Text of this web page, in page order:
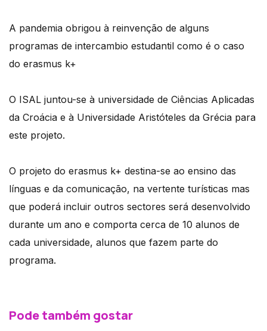
A pandemia obrigou à reinvenção de alguns
programas de intercambio estudantil como é o caso
do erasmus k+
O ISAL juntou-se à universidade de Ciências Aplicadas
da Croácia e à Universidade Aristóteles da Grécia para
este projeto.
O projeto do erasmus k+ destina-se ao ensino das
línguas e da comunicação, na vertente turísticas mas
que poderá incluir outros sectores será desenvolvido
durante um ano e comporta cerca de 10 alunos de
cada universidade, alunos que fazem parte do
programa.
Pode também gostar